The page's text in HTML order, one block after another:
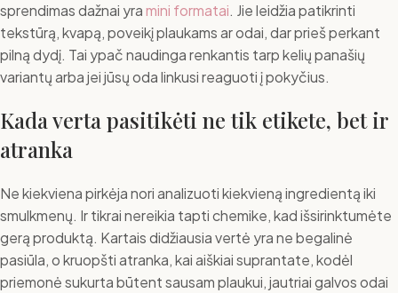
sprendimas dažnai yramini formatai. Jie leidžia patikrinti
tekstūrą, kvapą, poveikį plaukams ar odai, dar prieš perkant
pilną dydį. Tai ypač naudinga renkantis tarp kelių panašių
variantų arba jei jūsų oda linkusi reaguoti į pokyčius.
Kada verta pasitikėti ne tik etikete, bet ir
atranka
Ne kiekviena pirkėja nori analizuoti kiekvieną ingredientą iki
smulkmenų. Ir tikrai nereikia tapti chemike, kad išsirinktumėte
gerą produktą. Kartais didžiausia vertė yra ne begalinė
pasiūla, o kruopšti atranka, kai aiškiai suprantate, kodėl
priemonė sukurta būtent sausam plaukui, jautriai galvos odai